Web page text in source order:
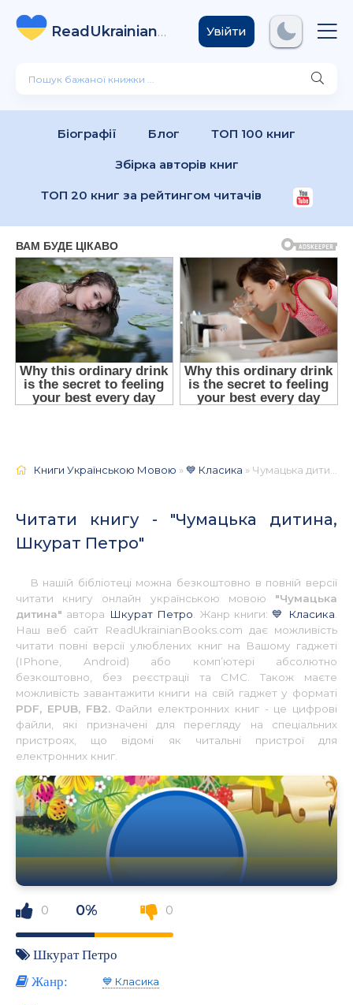
ReadUkrainian
Books .com
Увійти
Біографії Блог ТОП 100 книг
Збірка авторів книг
ТОП 20 книг за рейтингом читачів
Книги Українською Мовою »💙 Класика » Чумацька дитина, Шкурат Петро 📚 - Українською
Читати книгу - "Чумацька дитина,
Шкурат Петро"
В нашій бібліотеці можна безкоштовно в повній версії
читати книгу онлайн українською мовою "Чумацька
дитина" автора Шкурат Петро . Жанр книги:💙 Класика
Наш веб сайт ReadUkrainianBooks.com дає можливість
читати повні версії улюблених книг на Вашому гаджеті
(IPhone, Android) або комп’ютері абсолютно
безкоштовно, без реєстрації та СМС. Також маєте
можливість завантажити книги на свій гаджет у форматі
PDF, EPUB, FB2.Файли електронних книг - це цифрові
файли, які призначені для перегляду на спеціальних
пристроях, що відомі як читальні пристрої для
електронних книг.
0 0% 0
Шкурат Петро
Жанр:
💙 Класика